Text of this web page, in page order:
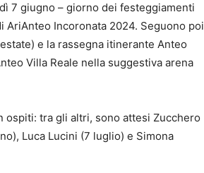
7 giugno – giorno dei festeggiamenti
AriAnteo Incoronata 2024. Seguono poi
e la rassegna itinerante Anteo
Villa Reale nella suggestiva arena
tra gli altri, sono attesi Zucchero
Luca Lucini (7 luglio) e Simona